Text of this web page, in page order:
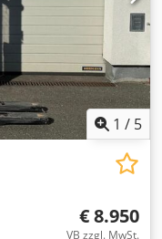
1 / 5
€ 8.950
VB zzgl. MwSt.